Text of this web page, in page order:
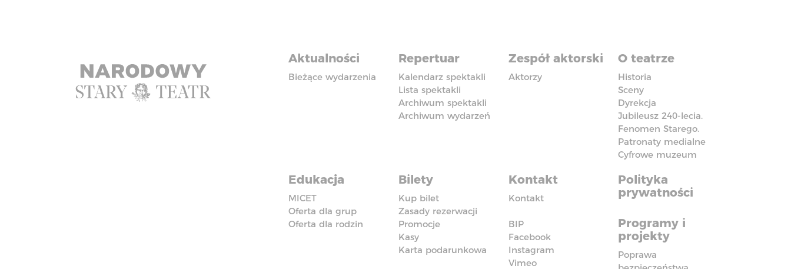
Aktualności
Bieżące wydarzenia
Repertuar
Kalendarz spektakli
Lista spektakli
Archiwum spektakli
Archiwum wydarzeń
Zespół aktorski
Aktorzy
O teatrze
Historia
Sceny
Dyrekcja
Jubileusz 240-lecia.
Fenomen Starego.
Patronaty medialne
Cyfrowe muzeum
Edukacja
MICET
Oferta dla grup
Oferta dla rodzin
Bilety
Kup bilet
Zasady rezerwacji
Promocje
Kasy
Karta podarunkowa
Kontakt
Kontakt
BIP
Facebook
Instagram
Vimeo
Polityka
prywatności
Programy i
projekty
Poprawa